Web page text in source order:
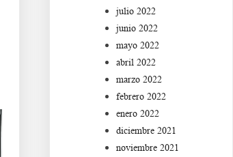
julio 2022
junio 2022
mayo 2022
abril 2022
marzo 2022
febrero 2022
enero 2022
diciembre 2021
noviembre 2021